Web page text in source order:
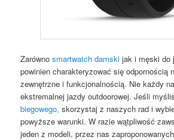
Zarównosmartwatch damski jak i męski do
powinien charakteryzować się odpornością
zewnętrzne i funkcjonalnością. Nie każdy
ekstremalnej jazdy outdoorowej. Jeśli
biegowego, skorzystaj z naszych rad i
powyższe warunki. W razie wątpliwość
jeden z modeli, przez nas